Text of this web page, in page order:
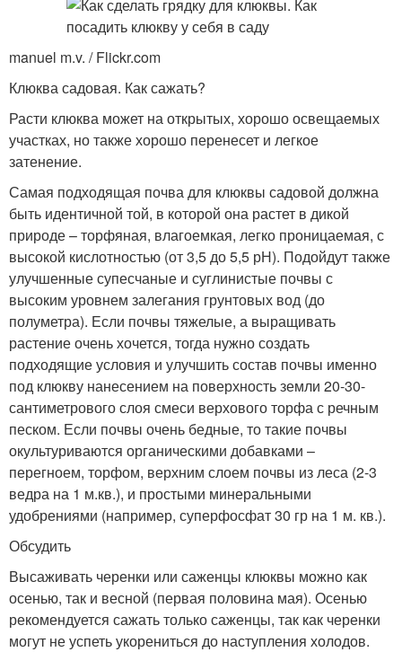
manuel m.v. / Flickr.com
Клюква садовая. Как сажать?
Расти клюква может на открытых, хорошо освещаемых
участках, но также хорошо перенесет и легкое
затенение.
Самая подходящая почва для клюквы садовой должна
быть идентичной той, в которой она растет в дикой
природе – торфяная, влагоемкая, легко проницаемая, с
высокой кислотностью (от 3,5 до 5,5 рН). Подойдут также
улучшенные супесчаные и суглинистые почвы с
высоким уровнем залегания грунтовых вод (до
полуметра). Если почвы тяжелые, а выращивать
растение очень хочется, тогда нужно создать
подходящие условия и улучшить состав почвы именно
под клюкву нанесением на поверхность земли 20-30-
сантиметрового слоя смеси верхового торфа с речным
песком. Если почвы очень бедные, то такие почвы
окультуриваются органическими добавками –
перегноем, торфом, верхним слоем почвы из леса (2-3
ведра на 1 м.кв.), и простыми минеральными
удобрениями (например, суперфосфат 30 гр на 1 м. кв.).
Обсудить
Высаживать черенки или саженцы клюквы можно как
осенью, так и весной (первая половина мая). Осенью
рекомендуется сажать только саженцы, так как черенки
могут не успеть укорениться до наступления холодов.